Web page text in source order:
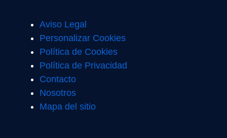
Aviso Legal
Personalizar Cookies
Política de Cookies
Política de Privacidad
Contacto
Nosotros
Mapa del sitio